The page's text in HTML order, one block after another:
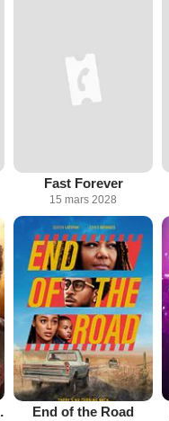
Fast Forever
15 mars 2028
End of the Road